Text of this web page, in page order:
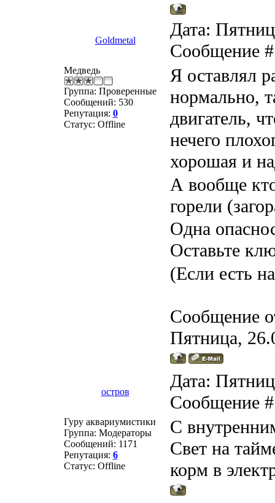
Goldmetal
Дата:
Сообщение
Медведь
Группа: Проверенные
Сообщений: 530
Репутация: 0
Статус: Offline
Я оставлял
нормально,
двигатель,
нечего
хорошая и
А вообще
горели
Одна
Оставьте
(Если есть
Сообщение
Пятница,
остров
Дата:
Сообщение
Гуру аквариумистики
Группа: Модераторы
Сообщений: 1171
Репутация: 6
Статус: Offline
С
Свет на
корм в